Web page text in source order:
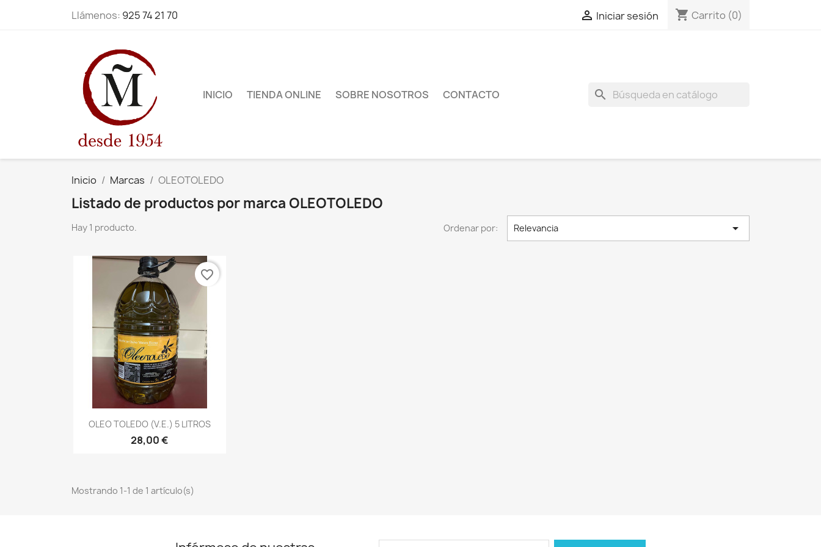
Llámenos: 925 74 21 70  Iniciar sesión shopping_cart Carrito (0)
INICIO TIENDA ONLINE SOBRE NOSOTROS CONTACTO search
Inicio Marcas OLEOTOLEDO
Listado de productos por marca OLEOTOLEDO
Hay 1 producto. Ordenar por: Relevancia 
 Vista rápida
OLEO TOLEDO (V.E.) 5 LITROS
28,00 €
favorite_border
Mostrando 1-1 de 1 artículo(s)